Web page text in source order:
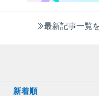
最新記事一覧
新着順